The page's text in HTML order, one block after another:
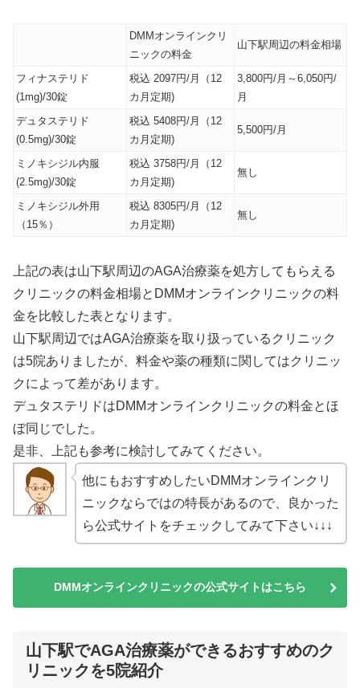
DMMオンラインクリ
ニックの料金
山下駅周辺の料金相場
フィナステリド
(1mg)/30錠
税込 2097円/月（12
カ月定期)
3,800円/月～6,050円/
月
デュタステリド
(0.5mg)/30錠
税込 5408円/月（12
カ月定期)
5,500円/月
ミノキシジル内服
(2.5mg)/30錠
税込 3758円/月（12
カ月定期)
無し
ミノキシジル外用
（15％）
税込 8305円/月（12
カ月定期)
無し
上記の表は山下駅周辺のAGA治療薬を処方してもらえる
クリニックの料金相場とDMMオンラインクリニックの料
金を比較した表となります。
山下駅周辺ではAGA治療薬を取り扱っているクリニック
は5院ありましたが、料金や薬の種類に関してはクリニッ
クによって差があります。
デュタステリドはDMMオンラインクリニックの料金とほ
ぼ同じでした。
是非、上記も参考に検討してみてください。
他にもおすすめしたいDMMオンラインクリ
ニックならではの特長があるので、良かった
ら公式サイトをチェックしてみて下さい↓↓↓
DMMオンラインクリニックの公式サイトはこちら
山下駅でAGA治療薬ができるおすすめのク
リニックを5院紹介